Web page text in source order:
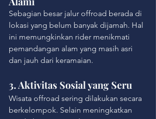
Sebagian besar jalur offroad berada di
lokasi yang belum banyak dijamah. Hal
ini memungkinkan rider menikmati
pemandangan alam yang masih asri
dan jauh dari keramaian.
3. Aktivitas Sosial yang Seru
Wisata offroad sering dilakukan secara
berkelompok. Selain meningkatkan